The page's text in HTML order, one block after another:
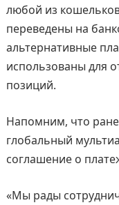
любой из
переведены на
альтернативные
использованы для
позиций.
Напомним, что
глобальный
соглашение о
«Мы рады